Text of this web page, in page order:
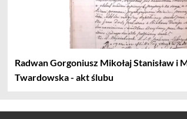
Radwan Gorgoniusz Mikołaj Stanisław i
Twardowska - akt ślubu